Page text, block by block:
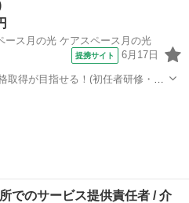
ース月の光 ケアスペース月の光
提携サイト 6月17日
取得が目指せる！(初任者研修・実
でのサービス提供責任者 / 介